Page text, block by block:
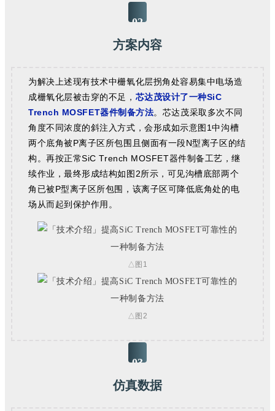
02
方案内容
为解决上述现有技术中栅氧化层拐角处容易集中电场造
成栅氧化层被击穿的不足 ， 芯达茂设计了一种SiC
Trench MOSFET器件制备方法。芯达茂采取多次不同
角度不同浓度的斜注入方式，会形成如示意图1中沟槽
两个底角被P离子区所包围且侧面有一段N型离子区的结
构。再按正常SiC Trench MOSFET器件制备工艺，继
续作业，最终形成结构如图2所示，可见沟槽底部两个
角已被P型离子区所包围，该离子区可降低底角处的电
场从而起到保护作用。
△图1
△图2
03
仿真数据